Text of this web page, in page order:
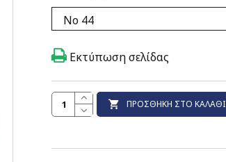
ΠΡΟΣΘΉΚΗ ΣΤΟ ΚΑΛΆΘΙ
Εκτύπωση σελίδας